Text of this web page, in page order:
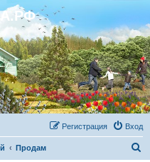
Вход
Регистрация
Продам